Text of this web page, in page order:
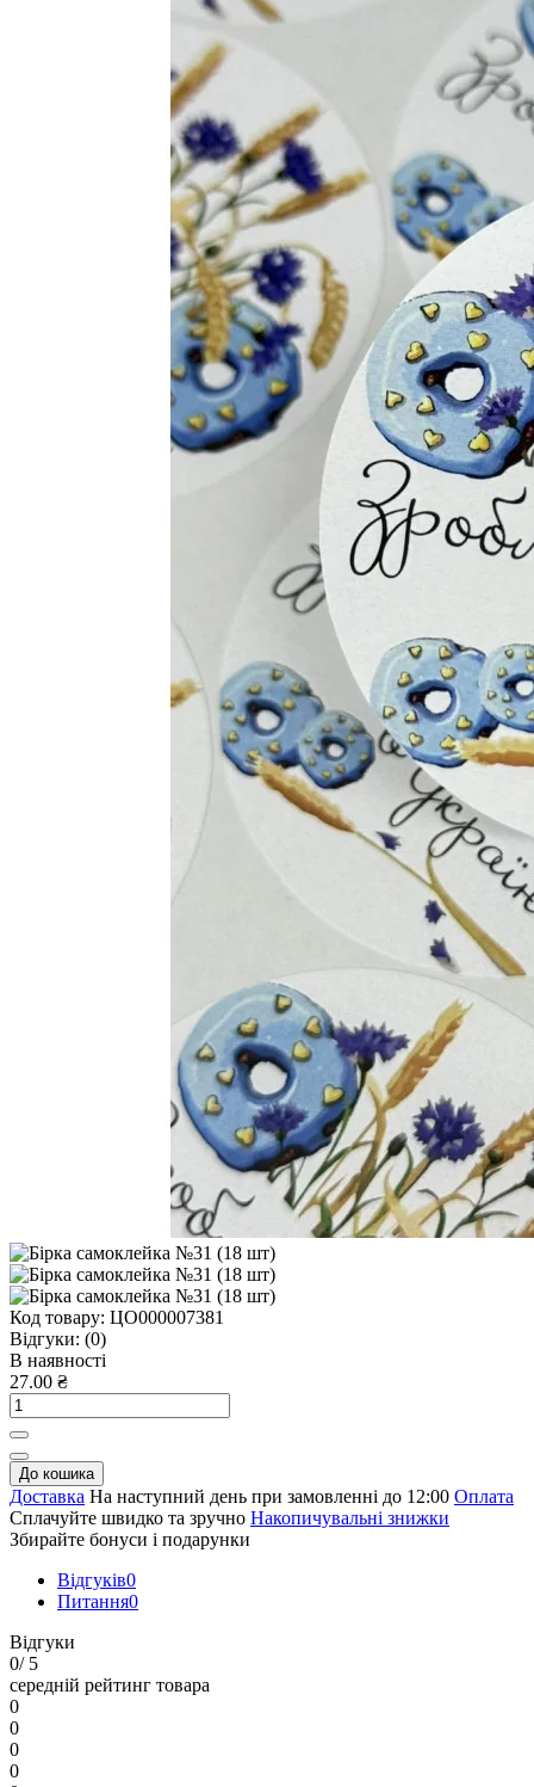
Код товару: ЦО000007381
Відгуки: (0)
В наявності
27.00 ₴
До кошика
Доставка На наступний день при замовленні до 12:00 Оплата
Сплачуйте швидко та зручно Накопичувальні знижки
Збирайте бонуси і подарунки
Відгуків0
Питання0
Відгуки
0/ 5
середній рейтинг товара
0
0
0
0